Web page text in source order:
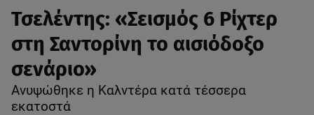
Τσελέντης: «Σεισμός 6 Ρίχτερ
στη Σαντορίνη το αισιόδοξο
σενάριο»
Ανυψώθηκε η Καλντέρα κατά τέσσερα
εκατοστά